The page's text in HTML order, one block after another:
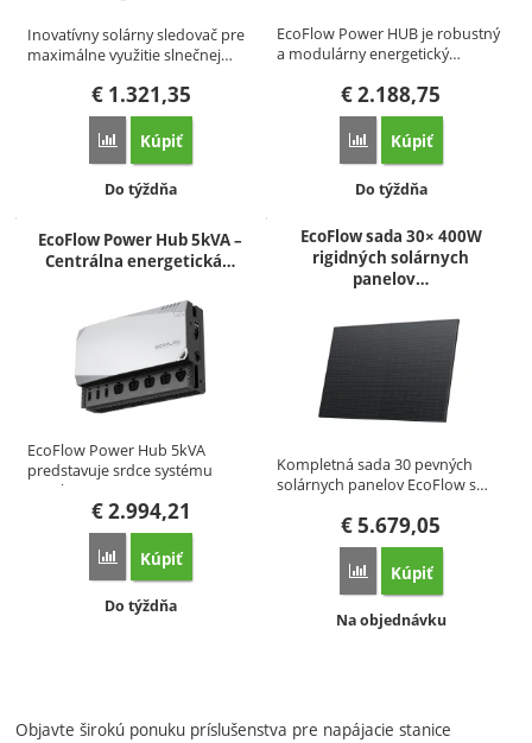
Inovatívny solárny sledovač pre
maximálne využitie slnečnej…
€1.321,35
Porovnať
Kúpiť
Dostupnosť:
Do týždňa
EcoFlow Power HUB je robustný
a modulárny energetický…
€2.188,75
Porovnať
Kúpiť
Dostupnosť:
Do týždňa
EcoFlow Power Hub 5kVA –
Centrálna energetická…
EcoFlow Power Hub 5kVA
predstavuje srdce systému
EcoFlow…
€2.994,21
Porovnať
Kúpiť
Dostupnosť:
Do týždňa
EcoFlow sada 30× 400W
rigidných solárnych
panelov…
Kompletná sada 30 pevných
solárnych panelov EcoFlow s…
€5.679,05
Porovnať
Kúpiť
Dostupnosť:
Na objednávku
Objavte širokú ponuku príslušenstva pre napájacie stanice